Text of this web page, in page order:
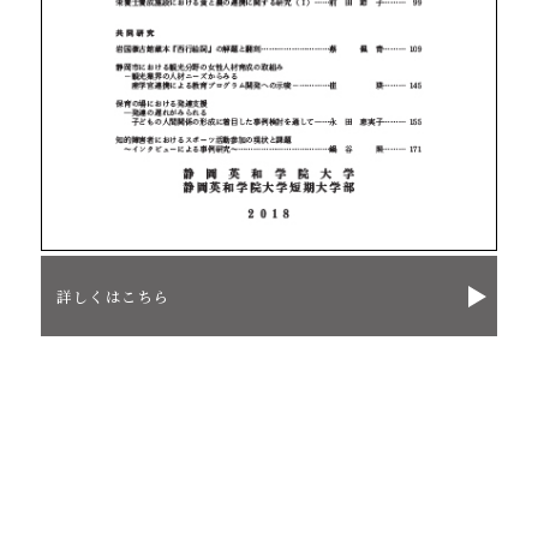
詳しくはこちら